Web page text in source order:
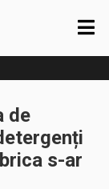
de
s-ar